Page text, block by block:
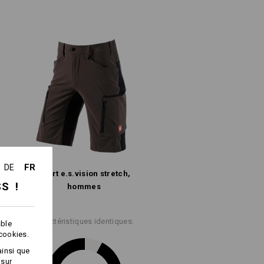
Ne pas javelliser
Repasser à froid
fonction des stocks !!!
d'efforts. L'activité physique avec
nécessite d'excellentes
du corps - des
La
e.s.ambition
entre en
Short e.s.​vision stretch,
hommes
Caractéristiques identiques:
DE FR
!
que